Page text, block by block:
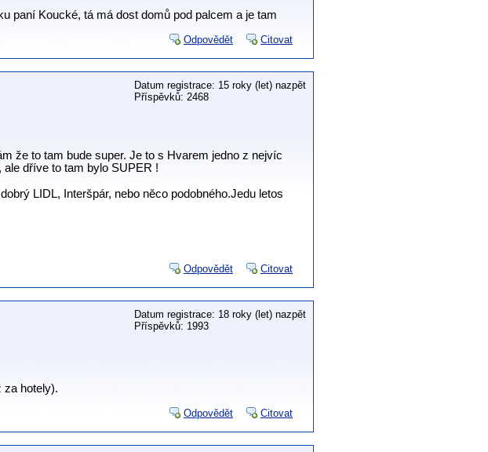
paní Koucké, tá má dost domů pod palcem a je tam
Odpovědět Citovat
Datum registrace: 15 roky (let) nazpět
Příspěvků: 2468
že to tam bude super. Je to s Hvarem jedno z nejvíc
dříve to tam bylo SUPER !
LIDL, Interšpár, nebo něco podobného.Jedu letos
Odpovědět Citovat
Datum registrace: 18 roky (let) nazpět
Příspěvků: 1993
za hotely).
Odpovědět Citovat